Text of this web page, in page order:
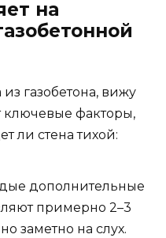
на
газобетона, вижу
факторы,
ли стена тихой:
дополнительные
примерно 2–3
заметно на слух.